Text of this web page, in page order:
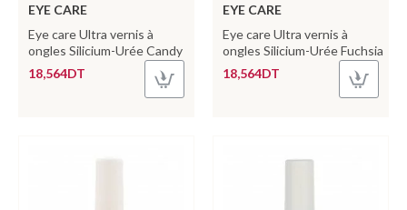
EYE CARE
Eye care Ultra vernis à
ongles Silicium-Urée Candy
18,564DT
EYE CARE
Eye care Ultra vernis à
ongles Silicium-Urée Fuchsia
18,564DT